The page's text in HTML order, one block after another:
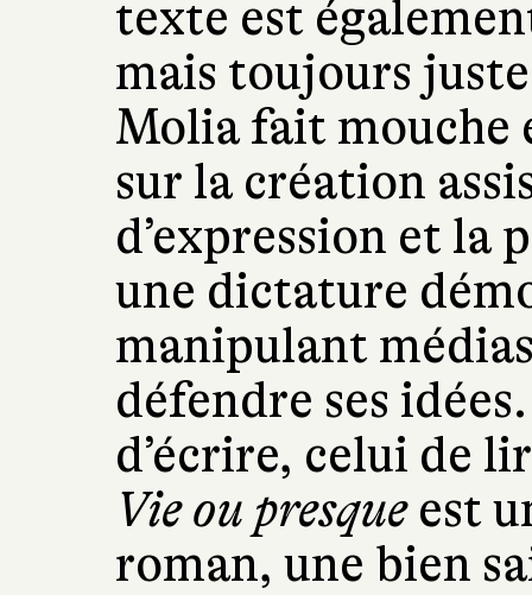
texte est
mais toujours
Molia fait mouche
sur la création
d’expression et la
une dictature
manipulant
défendre ses
d’écrire, celui de
Vie ou presqueest
roman, une bien